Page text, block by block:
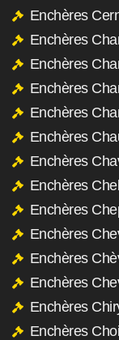
Enchères
Enchères
Enchères
Enchères
Enchères
Enchères
Enchères
Enchères
Enchères
Enchères
Enchères
Enchères
Enchères
Enchères